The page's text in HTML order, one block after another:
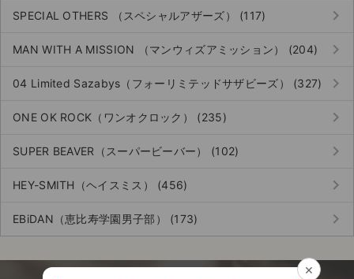
プライバシーポリシー
特定商取引法に基づく表記
SPECIAL OTHERS （スペシャルアザーズ） (117) keyboard_arrow_right
MAN WITH A MISSION （マンウィズアミッション） (204) keyboard_arrow_right
04 Limited Sazabys（フォーリミテッドサザビーズ） (327) keyboard_arrow_right
ONE OK ROCK（ワンオクロック） (235) keyboard_arrow_right
SUPER BEAVER（スーパービーバー） (102) keyboard_arrow_right
HEY-SMITH（ヘイスミス） (456) keyboard_arrow_right
EBiDAN（恵比寿学園男子部） (173) keyboard_arrow_right
×